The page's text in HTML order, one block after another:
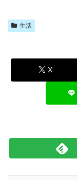
生活
X